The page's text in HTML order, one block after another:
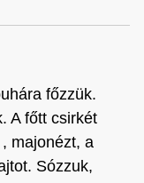
főzzük.
A főtt csirkét
majonézt, a
Sózzuk,